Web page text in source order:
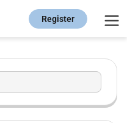
Register